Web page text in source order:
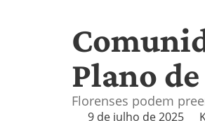
Plano
Florenses podem
9 de julho de 2025